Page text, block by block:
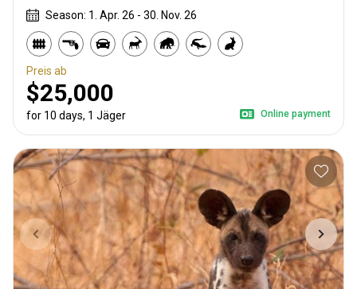
Season: 1. Apr. 26 - 30. Nov. 26
Preis ab
$25,000
for 10 days, 1 Jäger Online payment